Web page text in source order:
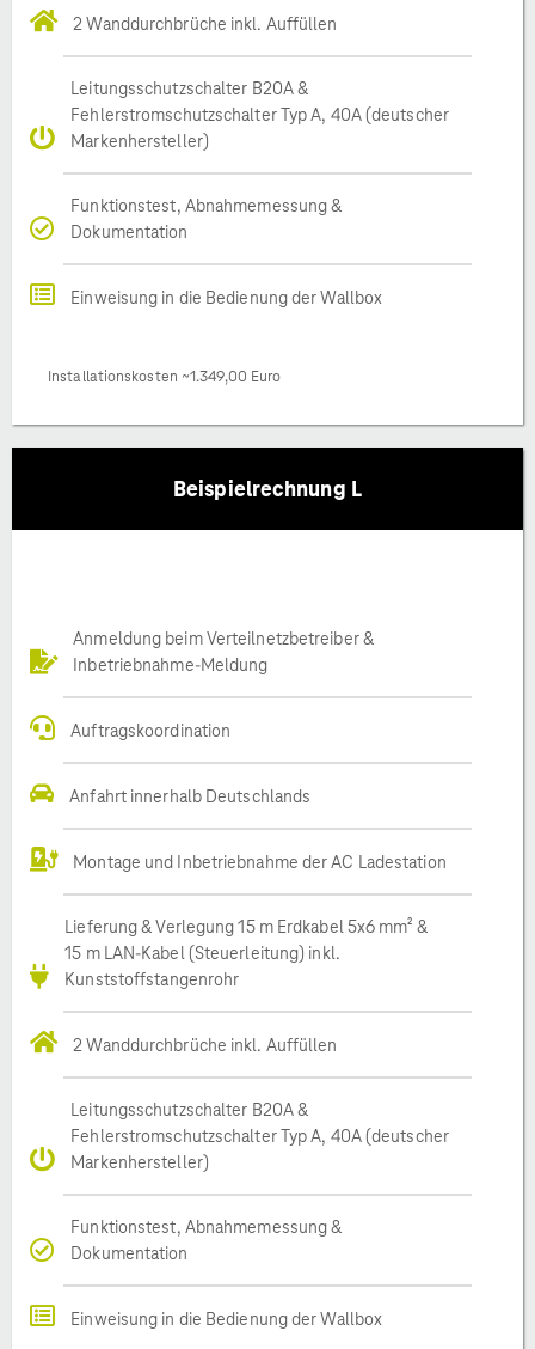
2 Wanddurchbrüche inkl. Auffüllen
Leitungsschutzschalter B20A &
Fehlerstromschutzschalter Typ A, 40A (deutscher
Markenhersteller)
Funktionstest, Abnahmemessung &
Dokumentation
Einweisung in die Bedienung der Wallbox
Installationskosten ~1.349,00 Euro
Beispielrechnung L
Anmeldung beim Verteilnetzbetreiber &
Inbetriebnahme-Meldung
Auftragskoordination
Anfahrt innerhalb Deutschlands
Montage und Inbetriebnahme der AC Ladestation
Lieferung & Verlegung 15 m Erdkabel 5x6 mm² &
15 m LAN-Kabel (Steuerleitung) inkl.
Kunststoffstangenrohr
2 Wanddurchbrüche inkl. Auffüllen
Leitungsschutzschalter B20A &
Fehlerstromschutzschalter Typ A, 40A (deutscher
Markenhersteller)
Funktionstest, Abnahmemessung &
Dokumentation
Einweisung in die Bedienung der Wallbox